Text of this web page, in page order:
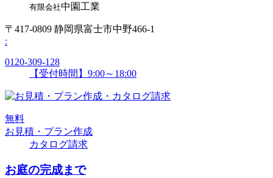
有限会社中園工業
〒417-0809 静岡県富士市中野466-1
:
0120-309-128
【受付時間】9:00～18:00
無料
お見積・プラン作成
カタログ請求
お庭の完成まで